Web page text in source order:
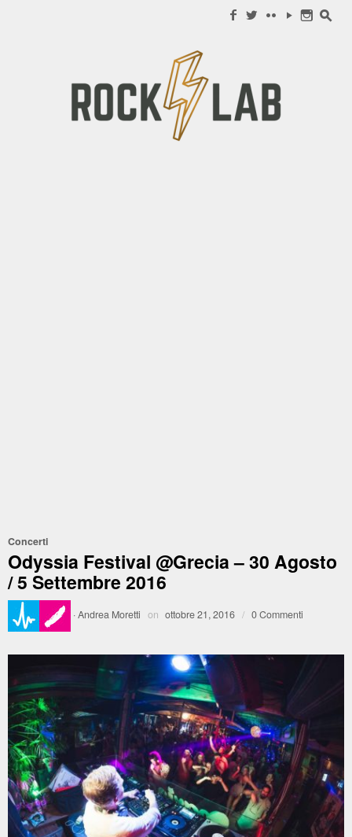
f w c y n s
Concerti
Odyssia Festival @Grecia – 30 Agosto
/ 5 Settembre 2016
·Andrea Moretti on ottobre 21, 2016 / 0 Commenti